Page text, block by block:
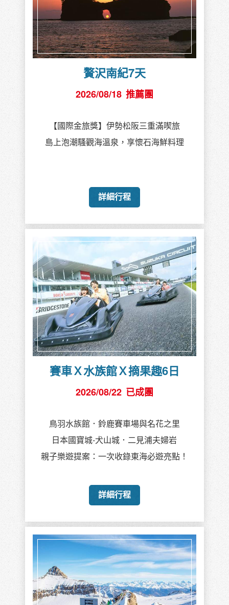
贅沢南紀7天
2026/08/18 推薦團
【國際金旅獎】伊勢松阪三重滿喫旅
島上泡潮騷觀海溫泉，享懷石海鮮料理
詳細行程
賽車Ｘ水族館Ｘ摘果趣6日
2026/08/22 已成團
鳥羽水族館．鈴鹿賽車場與名花之里
日本國寶城-犬山城．二見浦夫婦岩
親子樂遊提案：一次收錄東海必遊亮點！
詳細行程